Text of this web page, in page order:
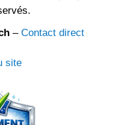
– Contact direct
site